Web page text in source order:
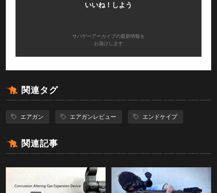
いいね！しよう
サバゲーアーカイブの最新情報を
お届けします
関連タグ
エアガン エアガンレビュー エンドケイプ
関連記事